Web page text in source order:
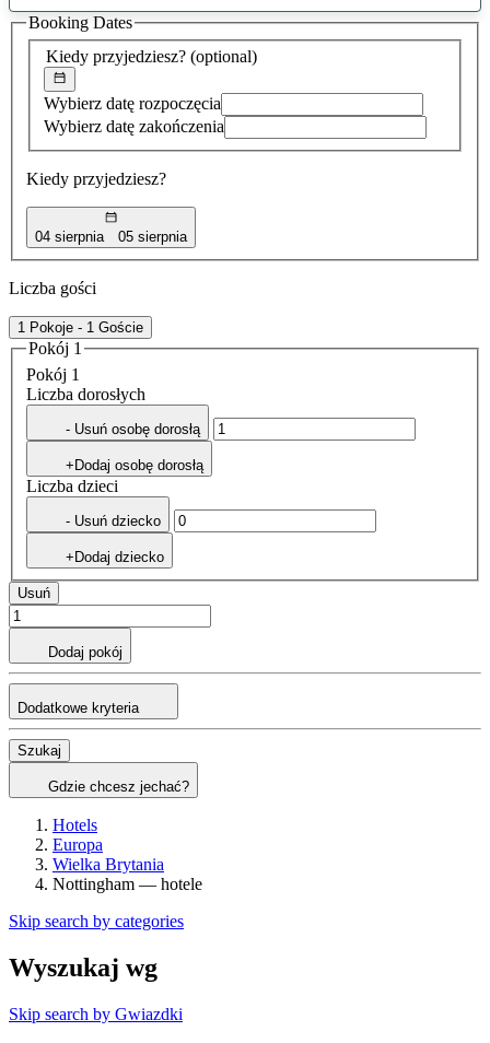
sugestia
została
znaleziona
Kiedy przyjedziesz? (optional)
Wybierz datę rozpoczęcia
Wybierz datę zakończenia
Kiedy przyjedziesz?
04 sierpnia 05 sierpnia
Booking Dates
Liczba gości
1 Pokoje - 1 Goście
Pokój 1
Pokój 1
Liczba dorosłych
- Usuń osobę dorosłą
+Dodaj osobę dorosłą
Liczba dzieci
- Usuń dziecko
+Dodaj dziecko
Usuń
Dodaj pokój
Dodatkowe kryteria
Szukaj
Gdzie chcesz jechać?
Hotels
Europa
Wielka Brytania
Nottingham — hotele
Skip search by categories
Wyszukaj wg
Skip search by Gwiazdki